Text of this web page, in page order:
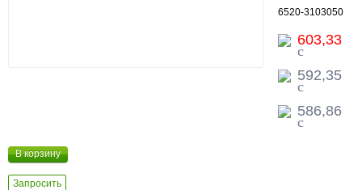
6520-3103050
603,33
c
592,35
c
586,86
c
В корзину
Запросить